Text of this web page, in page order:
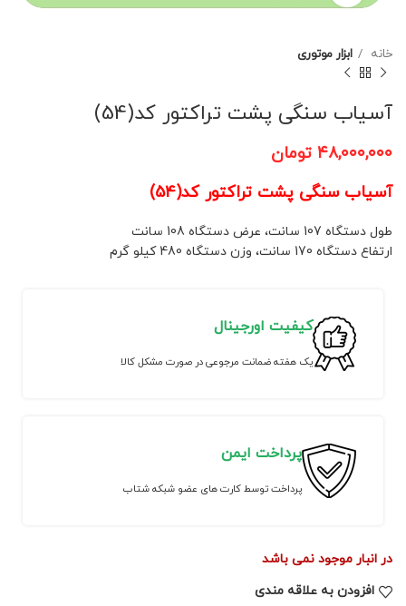
خانه ابزار موتوری
آسیاب سنگی پشت تراکتور کد(54)
۴۸,۰۰۰,۰۰۰ تومان
آسیاب سنگی پشت تراکتور کد(54)
طول دستگاه 107 سانت، عرض دستگاه 108 سانت
ارتفاع دستگاه 170 سانت، وزن دستگاه 480 کیلو گرم
کیفیت اورجینال
یک هفته ضمانت مرجوعی در صورت مشکل کالا
پرداخت ایمن
پرداخت توسط کارت های عضو شبکه شتاب
در انبار موجود نمی باشد
افزودن به علاقه مندی